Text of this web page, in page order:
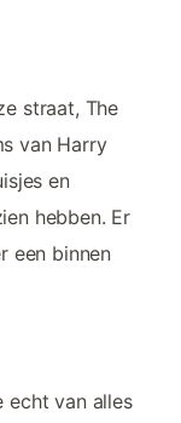
straat, The
van Harry
en
hebben. Er
een binnen
echt van alles